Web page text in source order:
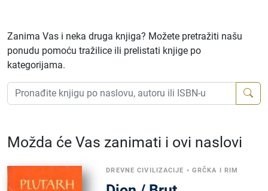
Zanima Vas i neka druga knjiga? Možete pretražiti našu
ponudu pomoću tražilice ili prelistati knjige po
kategorijama.
Možda će Vas zanimati i ovi naslovi
DREVNE CIVILIZACIJE • GRČKA I RIM